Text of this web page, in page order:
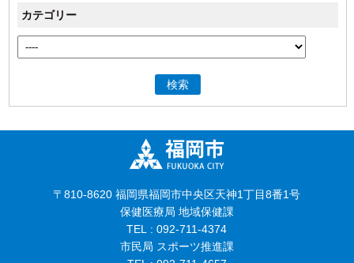
カテゴリー
検索
〒810-8620 福岡県福岡市中央区天神1丁目8番1号
保健医療局 地域保健課
TEL : 092-711-4374
市民局 スポーツ推進課